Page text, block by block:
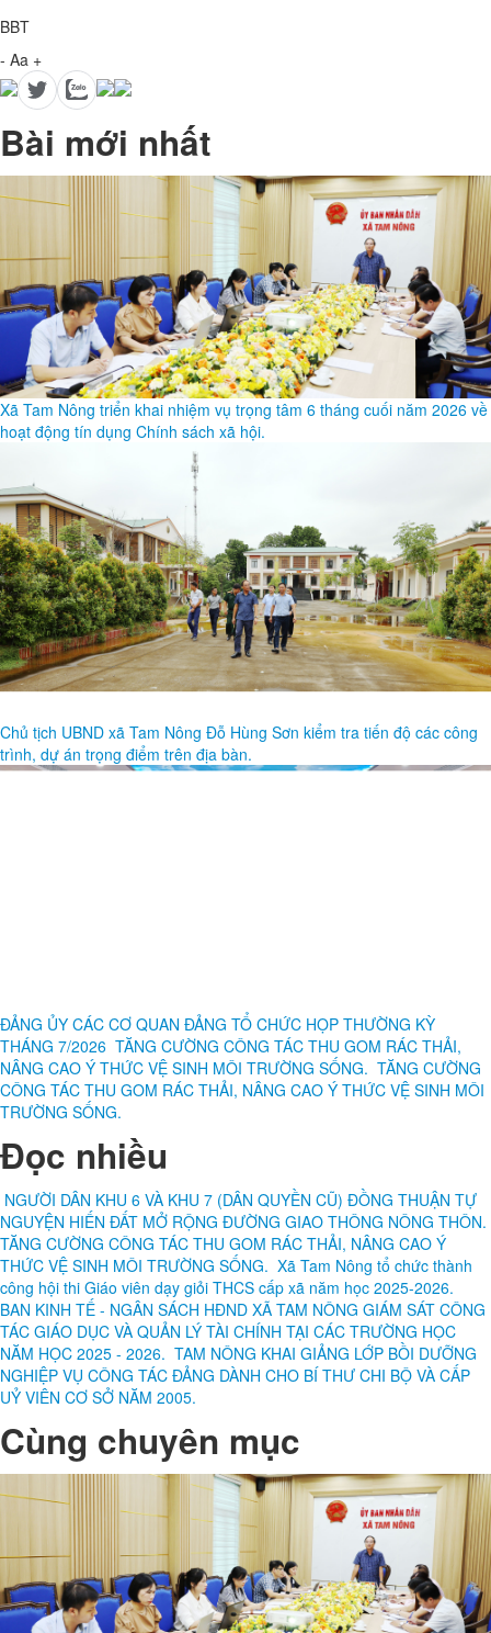
BBT
- Aa +
Bài mới nhất
Xã Tam Nông triển khai nhiệm vụ trọng tâm 6 tháng cuối năm 2026 về
hoạt động tín dụng Chính sách xã hội.
Chủ tịch UBND xã Tam Nông Đỗ Hùng Sơn kiểm tra tiến độ các công
trình, dự án trọng điểm trên địa bàn.
ĐẢNG ỦY CÁC CƠ QUAN ĐẢNG TỔ CHỨC HỌP THƯỜNG KỲ
THÁNG 7/2026 TĂNG CƯỜNG CÔNG TÁC THU GOM RÁC THẢI,
NÂNG CAO Ý THỨC VỆ SINH MÔI TRƯỜNG SỐNG. TĂNG CƯỜNG
CÔNG TÁC THU GOM RÁC THẢI, NÂNG CAO Ý THỨC VỆ SINH MÔI
TRƯỜNG SỐNG.
Đọc nhiều
NGƯỜI DÂN KHU 6 VÀ KHU 7 (DÂN QUYỀN CŨ) ĐỒNG THUẬN TỰ
NGUYỆN HIẾN ĐẤT MỞ RỘNG ĐƯỜNG GIAO THÔNG NÔNG THÔN.
TĂNG CƯỜNG CÔNG TÁC THU GOM RÁC THẢI, NÂNG CAO Ý
THỨC VỆ SINH MÔI TRƯỜNG SỐNG. Xã Tam Nông tổ chức thành
công hội thi Giáo viên dạy giỏi THCS cấp xã năm học 2025-2026.
BAN KINH TẾ - NGÂN SÁCH HĐND XÃ TAM NÔNG GIÁM SÁT CÔNG
TÁC GIÁO DỤC VÀ QUẢN LÝ TÀI CHÍNH TẠI CÁC TRƯỜNG HỌC
NĂM HỌC 2025 - 2026. TAM NÔNG KHAI GIẢNG LỚP BỒI DƯỠNG
NGHIỆP VỤ CÔNG TÁC ĐẢNG DÀNH CHO BÍ THƯ CHI BỘ VÀ CẤP
UỶ VIÊN CƠ SỞ NĂM 2005.
Cùng chuyên mục